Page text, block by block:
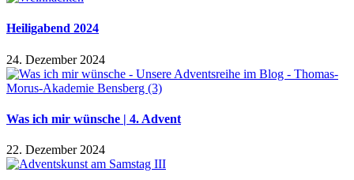
Heiligabend 2024
24. Dezember 2024
Was ich mir wünsche | 4. Advent
22. Dezember 2024